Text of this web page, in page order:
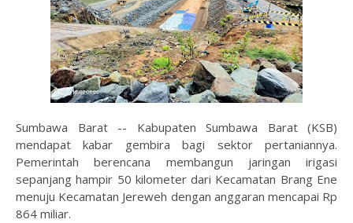
Sumbawa Barat -- Kabupaten Sumbawa Barat (KSB)
mendapat kabar gembira bagi sektor pertaniannya.
Pemerintah berencana membangun jaringan irigasi
sepanjang hampir 50 kilometer dari Kecamatan Brang Ene
menuju Kecamatan Jereweh dengan anggaran mencapai Rp
864 miliar.